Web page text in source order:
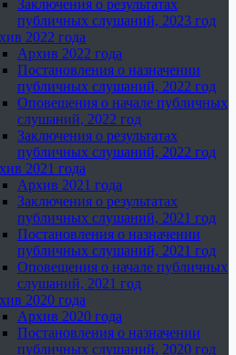
Заключения о результатах
публичных слушаний, 2023 год
2022 года
Архив 2022 года
Постановления о назначении
публичных слушаний, 2022 год
Оповещения о начале публичных
слушаний, 2022 год
Заключения о результатах
публичных слушаний, 2022 год
2021 года
Архив 2021 года
Заключения о результатах
публичных слушаний, 2021 год
Постановления о назначении
публичных слушаний, 2021 год
Оповещения о начале публичных
слушаний, 2021 год
2020 года
Архив 2020 года
Постановления о назначении
публичных слушаний, 2020 год